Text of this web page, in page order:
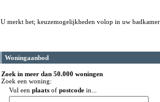
U merkt het; keuzemogelijkheden volop in uw
Woningaanbod
Zoek in meer dan 50.000 woningen
Zoek een woning:
Vul een plaats of postcode in...